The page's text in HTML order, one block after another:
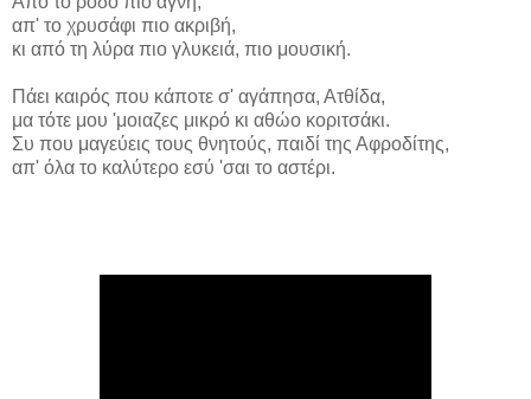
απ' το χρυσάφι πιο ακριβή,
κι από τη λύρα πιο γλυκειά, πιο μουσική.
Πάει καιρός που κάποτε σ' αγάπησα, Ατθίδα,
μα τότε μου 'μοιαζες μικρό κι αθώο κοριτσάκι.
Συ που μαγεύεις τους θνητούς, παιδί της Αφροδίτης,
απ' όλα το καλύτερο εσύ 'σαι το αστέρι.